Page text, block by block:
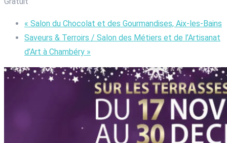
« Salon du Chocolat et des Gourmandises, Aix-les-Bains
Saveurs & Terroirs / Salon des Métiers et de l’Artisanat
d’Art à Chambéry »